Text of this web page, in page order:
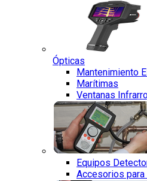
Ópticas
Mantenimiento
Marítimas
Ventanas
Equipos
Accesorios